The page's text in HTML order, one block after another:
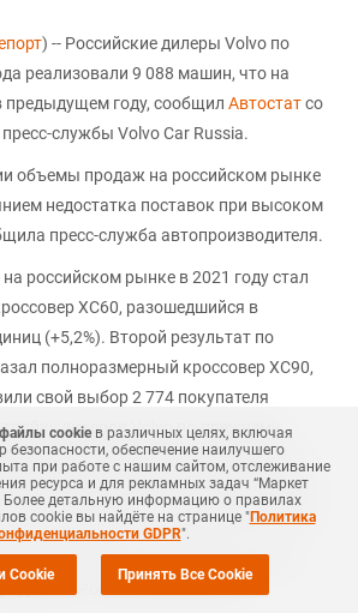
) -- Российские дилеры Volvo по
реализовали 9 088 машин, что на
предыдущем году, сообщил Автостатсо
службы Volvo Car Russia.
объемы продаж на российском рынке
недостатка поставок при высоком
пресс-служба автопроизводителя.
российском рынке в 2021 году стал
ХС60, разошедшийся в
(+5,2%). Второй результат по
полноразмерный кроссовер ХС90,
свой выбор 2 774 покупателя
тройку лидеров Volvo по-прежнему
ХС40, чья реализация составила 1
Далее идет флагманский бизнес-седан
реализованных автомобиля (+2,3%).
квартале 2022 года компания Volvo
в России обновленного
cookie в различных целях, включая
безопасности, обеспечение наилучшего
при работе с нашим сайтом, отслеживание
ресурса и для рекламных задач “Маркет
Более детальную информацию о правилах
cookie вы найдёте на странице "Политика
GDPR".
Cookie Принять Все Cookie